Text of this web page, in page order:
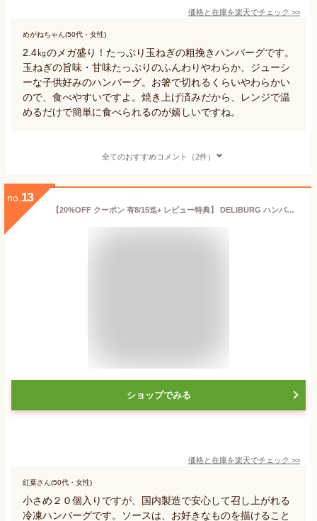
価格と在庫を楽天でチェック >>
めがねちゃん(50代・女性)
2.4㎏のメガ盛り！たっぷり玉ねぎの粗挽きハンバーグです。
玉ねぎの旨味・甘味たっぷりのふんわりやわらか、ジューシ
ーな子供好みのハンバーグ。お箸で切れるくらいやわらかい
ので、食べやすいですよ。焼き上げ済みだから、レンジで温
めるだけで簡単に食べられるのが嬉しいですね。
全てのおすすめコメント（2件）
no. 13
【20%OFF クーポン 有8/15迄+ レビュー特典】 DELIBURG ハンバーグ 冷凍 食品 100g×5個×4 2kg レンチン 国内製造 業務用 お弁当 おかず 惣菜 BBQ 焼成 加熱済 肉加工品 惣菜
ショップでみる
価格と在庫を楽天でチェック >>
紅葉さん(50代・女性)
小さめ２０個入りですが、国内製造で安心して召し上がれる
冷凍ハンバーグです。ソースは、お好きなものを描けること